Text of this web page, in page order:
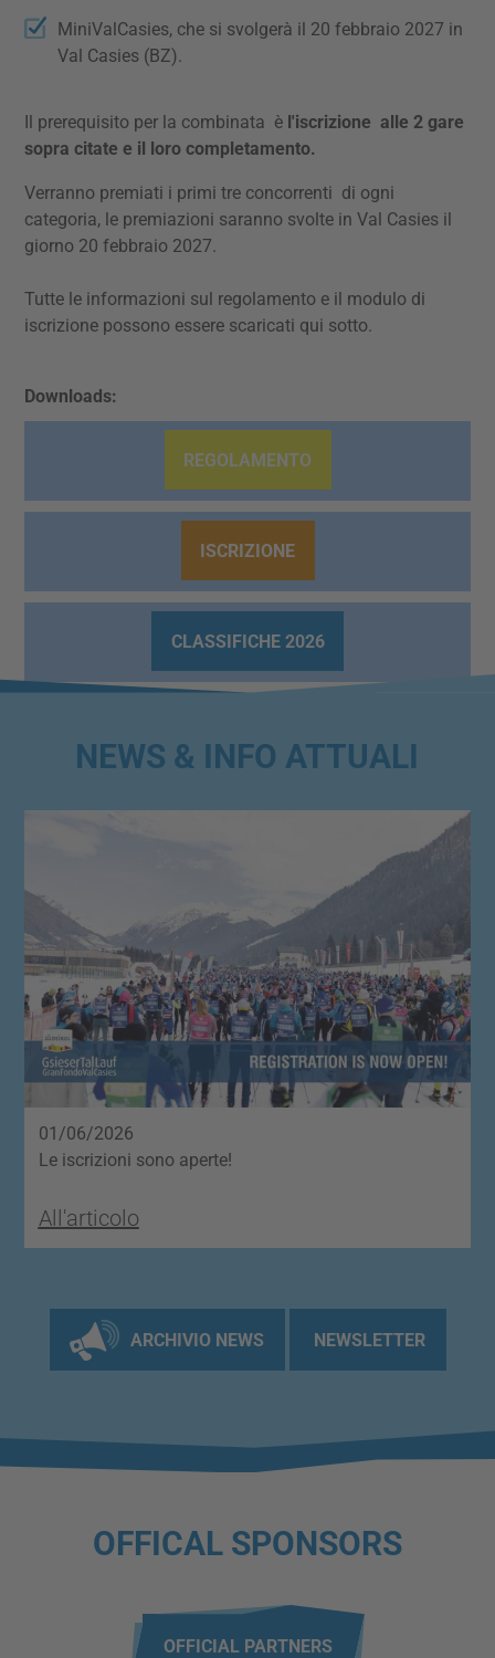
MiniValCasies, che si svolgerà il 20 febbraio 2027 in
Val Casies (BZ).
Il prerequisito per la combinata è l'iscrizione alle 2 gare
sopra citate e il loro completamento.
Verranno premiati i primi tre concorrenti di ogni
categoria, le premiazioni saranno svolte in Val Casies il
giorno 20 febbraio 2027.
Tutte le informazioni sul regolamento e il modulo di
iscrizione possono essere scaricati qui sotto.
Downloads:
REGOLAMENTO
ISCRIZIONE
CLASSIFICHE 2026
NEWS & INFO ATTUALI
01/06/2026
Le iscrizioni sono aperte!
All'articolo
ARCHIVIO NEWS NEWSLETTER
OFFICAL SPONSORS
OFFICIAL PARTNERS